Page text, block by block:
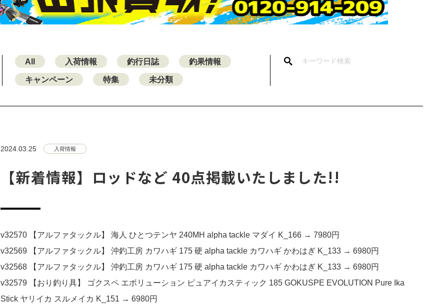
All 入荷情報 釣行日誌 釣果情報
キャンペーン 特集 未分類
2024.03.25 入荷情報
【新着情報】ロッドなど 40点掲載いたしました!!
v32570 【アルファタックル】 海人 ひとつテンヤ 240MH alpha tackle マダイ K_166 → 7980円
v32569 【アルファタックル】 沖釣工房 カワハギ 175 硬 alpha tackle カワハギ かわはぎ K_133 → 6980円
v32568 【アルファタックル】 沖釣工房 カワハギ 175 硬 alpha tackle カワハギ かわはぎ K_133 → 6980円
v32579 【おり釣り具】 ゴクスペ エボリューション ピュアイカスティック 185 GOKUSPE EVOLUTION Pure Ika
Stick ヤリイカ スルメイカ K_151 → 6980円